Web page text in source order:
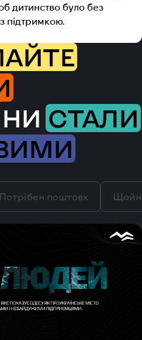
дитинство було без
підтримкою.
СТАЛИ
Потрібен поштовх